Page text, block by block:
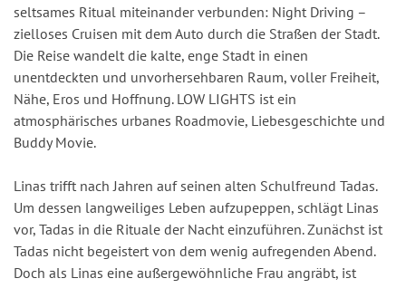
seltsames Ritual miteinander verbunden: Night Driving –
zielloses Cruisen mit dem Auto durch die Straßen der Stadt.
Die Reise wandelt die kalte, enge Stadt in einen
unentdeckten und unvorhersehbaren Raum, voller Freiheit,
Nähe, Eros und Hoffnung. LOW LIGHTS ist ein
atmosphärisches urbanes Roadmovie, Liebesgeschichte und
Buddy Movie.
Linas trifft nach Jahren auf seinen alten Schulfreund Tadas.
Um dessen langweiliges Leben aufzupeppen, schlägt Linas
vor, Tadas in die Rituale der Nacht einzuführen. Zunächst ist
Tadas nicht begeistert von dem wenig aufregenden Abend.
Doch als Linas eine außergewöhnliche Frau angräbt, ist